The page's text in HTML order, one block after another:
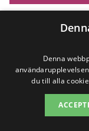
Köp
Se
Denna
du till alla